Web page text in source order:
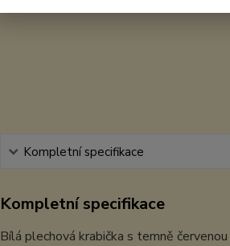
Kompletní specifikace
Kompletní specifikace
Bílá plechová krabička s temně červenou